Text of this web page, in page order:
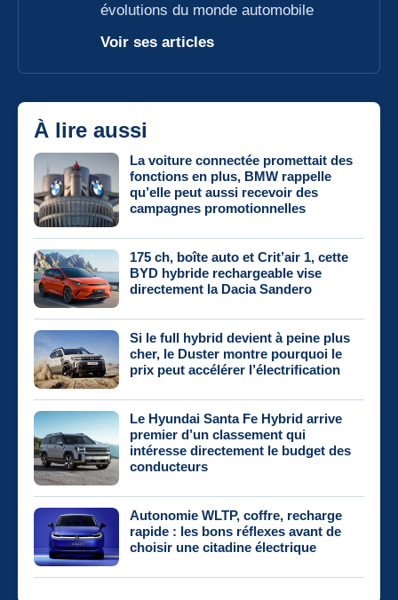
évolutions du monde automobile
Voir ses articles
À lire aussi
La voiture connectée promettait des
fonctions en plus, BMW rappelle
qu’elle peut aussi recevoir des
campagnes promotionnelles
175 ch, boîte auto et Crit’air 1, cette
BYD hybride rechargeable vise
directement la Dacia Sandero
Si le full hybrid devient à peine plus
cher, le Duster montre pourquoi le
prix peut accélérer l’électrification
Le Hyundai Santa Fe Hybrid arrive
premier d’un classement qui
intéresse directement le budget des
conducteurs
Autonomie WLTP, coffre, recharge
rapide : les bons réflexes avant de
choisir une citadine électrique